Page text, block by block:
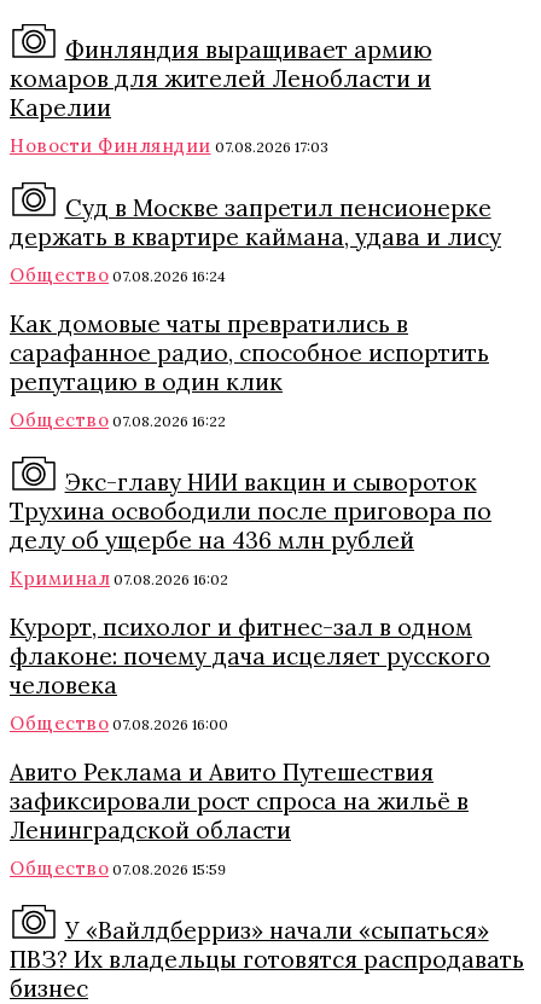
Финляндия выращивает армию
комаров для жителей Ленобласти и
Карелии
Новости Финляндии 07.08.2026 17:03
Суд в Москве запретил пенсионерке
держать в квартире каймана, удава и лису
Общество 07.08.2026 16:24
Как домовые чаты превратились в
сарафанное радио, способное испортить
репутацию в один клик
Общество 07.08.2026 16:22
Экс-главу НИИ вакцин и сывороток
Трухина освободили после приговора по
делу об ущербе на 436 млн рублей
Криминал 07.08.2026 16:02
Курорт, психолог и фитнес-зал в одном
флаконе: почему дача исцеляет русского
человека
Общество 07.08.2026 16:00
Авито Реклама и Авито Путешествия
зафиксировали рост спроса на жильё в
Ленинградской области
Общество 07.08.2026 15:59
У «Вайлдберриз» начали «сыпаться»
ПВЗ? Их владельцы готовятся распродавать
бизнес